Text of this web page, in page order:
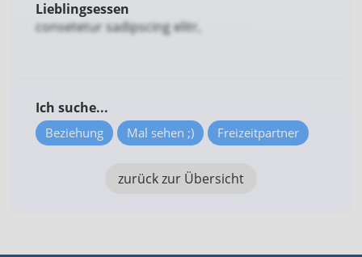
Lieblingsessen
consetetur sadipscing elitr,
Ich suche...
Beziehung Mal sehen ;) Freizeitpartner
zurück zur Übersicht